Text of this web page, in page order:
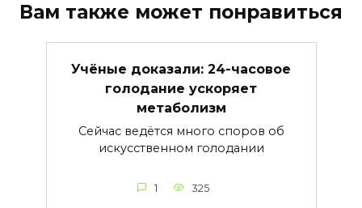
Вам также может понравиться
Учёные доказали: 24-часовое
голодание ускоряет
метаболизм
Сейчас ведётся много споров об
искусственном голодании
1 325